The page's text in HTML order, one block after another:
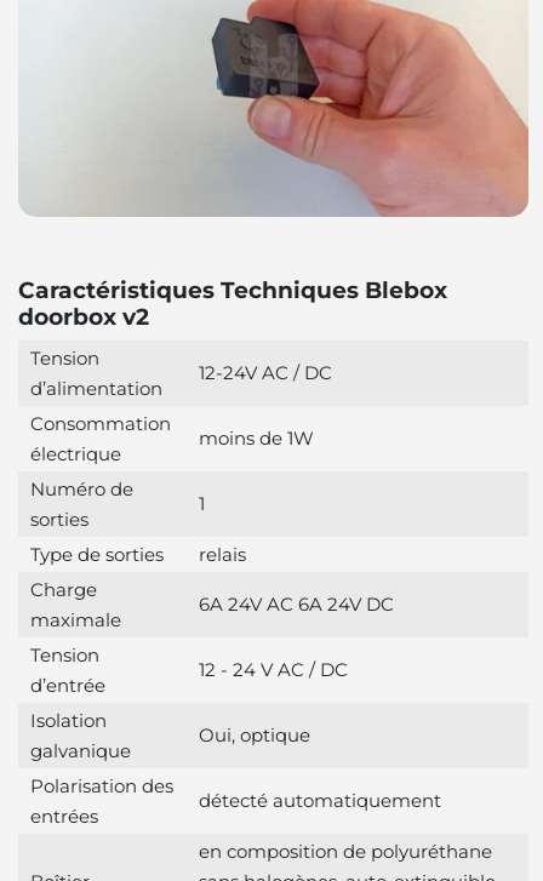
Caractéristiques Techniques Blebox
doorbox v2
Tension
d’alimentation
12-24V AC / DC
Consommation
électrique
moins de 1W
Numéro de
sorties
1
Type de sorties
relais
Charge
maximale
6A 24V AC 6A 24V DC
Tension
d’entrée
12 - 24 V AC / DC
Isolation
galvanique
Oui, optique
Polarisation des
entrées
détecté automatiquement
en composition de polyuréthane